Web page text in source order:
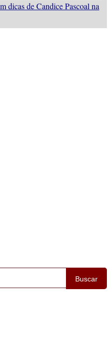
dicas de Candice Pascoal na
Buscar